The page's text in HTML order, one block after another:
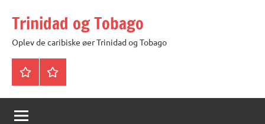
indhold
Trinidad og Tobago
Oplev de caribiske øer Trinidad og Tobago
Trinidad
og
Tobago
Privatlivspolitik